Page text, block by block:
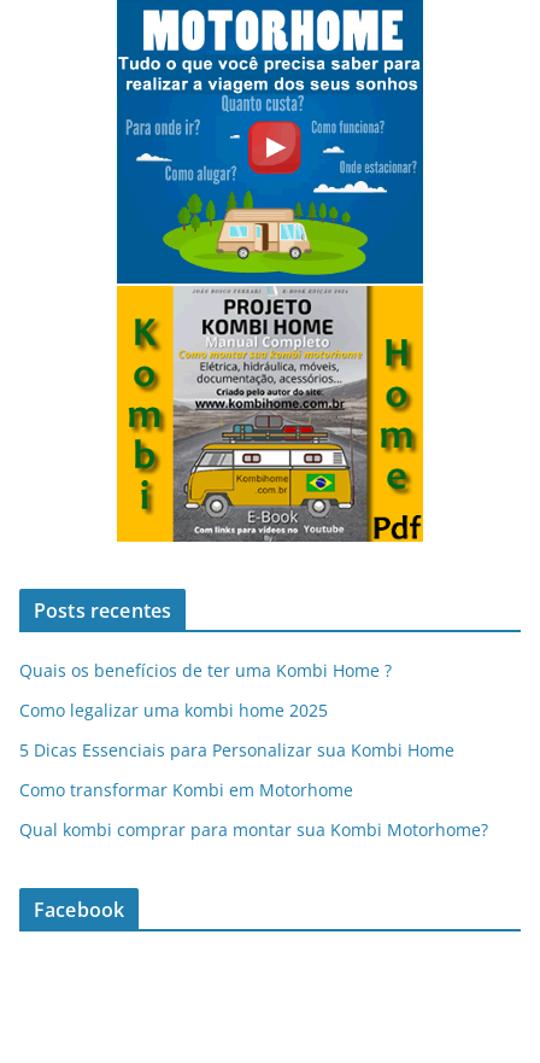
Posts recentes
Quais os benefícios de ter uma Kombi Home ?
Como legalizar uma kombi home 2025
5 Dicas Essenciais para Personalizar sua Kombi Home
Como transformar Kombi em Motorhome
Qual kombi comprar para montar sua Kombi Motorhome?
Facebook